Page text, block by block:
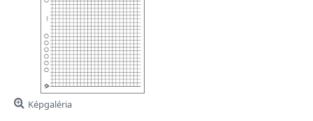
Képgaléria